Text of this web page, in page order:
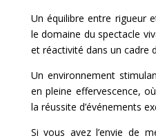
Un équilibre entre rigueur
le domaine du spectacle
et réactivité dans un cadre
Un environnement
en pleine effervescence,
la réussite d’événements
Si vous avez l’envie de